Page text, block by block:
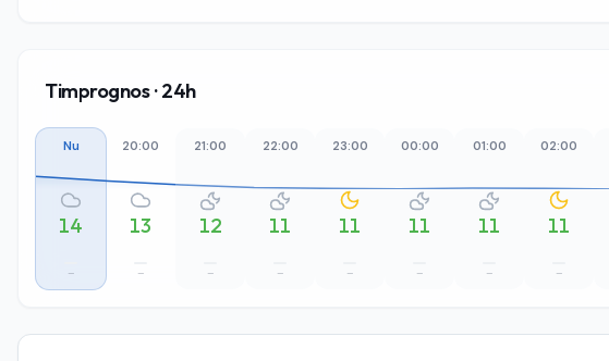
Timprognos · 24h
Nu
14
–
20:00
13
–
21:00
12
–
22:00
11
–
23:00
11
–
00:00
11
–
01:00
11
–
02:00
11
–